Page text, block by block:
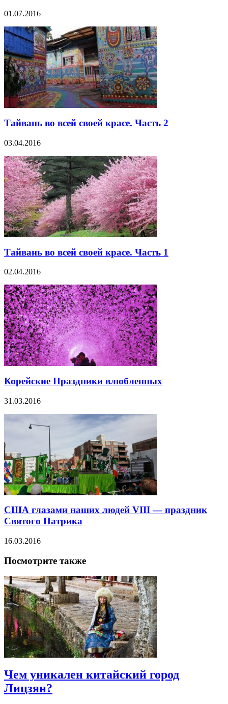
01.07.2016
Тайвань во всей своей красе. Часть 2
03.04.2016
Тайвань во всей своей красе. Часть 1
02.04.2016
Корейские Праздники влюбленных
31.03.2016
США глазами наших людей VІII — праздник
Святого Патрика
16.03.2016
Посмотрите также
Чем уникален китайский город
Лицзян?